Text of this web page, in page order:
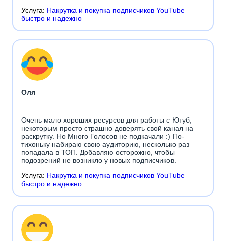
Услуга: Накрутка и покупка подписчиков YouTube
быстро и надежно
Оля
Очень мало хороших ресурсов для работы с Ютуб,
некоторым просто страшно доверять свой канал на
раскрутку. Но Много Голосов не подкачали :) По-
тихоньку набираю свою аудиторию, несколько раз
попадала в ТОП. Добавляю осторожно, чтобы
подозрений не возникло у новых подписчиков.
Услуга: Накрутка и покупка подписчиков YouTube
быстро и надежно